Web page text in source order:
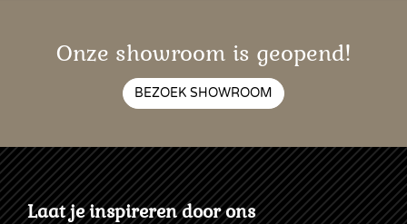
Onze showroom is geopend!
BEZOEK SHOWROOM
Laat je inspireren door ons